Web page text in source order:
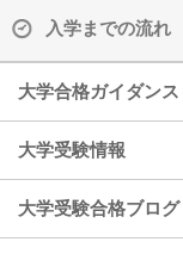
入学までの流れ
大学合格ガイダンス
大学受験情報
大学受験合格ブログ